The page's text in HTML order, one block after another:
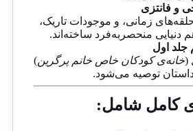
و فانتزی
زمانی، و موجودات تاریک،
دنیایی منحصربه‌فرد ساخته‌اند.
جلد اول
(خانه‌ی کودکان خاص خانم پرگرین)
توصیه می‌شود.
کامل شامل: